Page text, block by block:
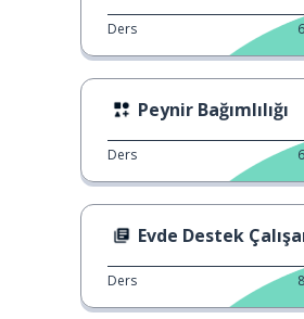
Ders
Peynir Bağımlılığı
Ders
Evde Destek
Ders